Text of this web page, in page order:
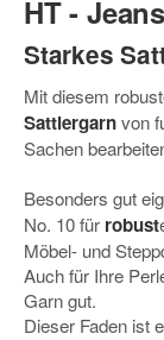
HT -
Starkes
Mit diesem
Sattlergarnvon
Sachen
Besonders gut
No. 10 für robust
Möbel- und
Auch für Ihre
Garn gut.
Dieser Faden ist